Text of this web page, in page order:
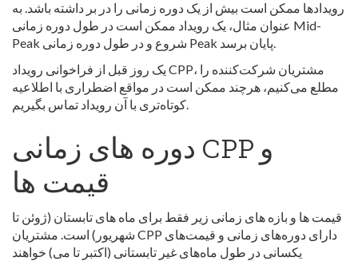
رویدادها ممکن است بیش از یک دوره زمانی را در بر داشته باشد. به
عنوان مثال، یک رویداد ممکن است در طول دوره زمانی Mid-
Peak شروع و در طول دوره زمانی Peak پایان برسد.
یک روز قبل از فراخوانی رویداد CPP، مشتریان شرکت‌کننده را
مطلع می‌کنیم، هرچند ممکن است در مواقع اضطراری با اطلاعیه
کوتاه‌تری با آن رویداد تماس بگیریم.
دوره های زمانی CPP و
قیمت ها
قیمت ها و بازه های زمانی زیر فقط برای ماه های تابستان (ژوئن تا
شهریور) است. مشتریان CPP دارای دوره‌های زمانی و قیمت‌های
یکسانی در طول ماه‌های غیر تابستانی (اکتبر تا می) خواهند